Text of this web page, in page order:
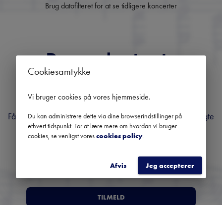
Brug datofilteret for at se tidligere koncerter
Danmarks største
nyhedsbrev om klassisk
musik
Få overblik over kommende koncerter, festivaler og udvalgte
anbefalinger fra hele landet.
TILMELD
Cookiesamtykke
Vi bruger cookies på vores hjemmeside.
Du kan administrere dette via dine browserindstillinger på
ethvert tidspunkt. For at lære mere om hvordan vi bruger
cookies, se venligst vorescookies policy.
Afvis Jeg accepterer